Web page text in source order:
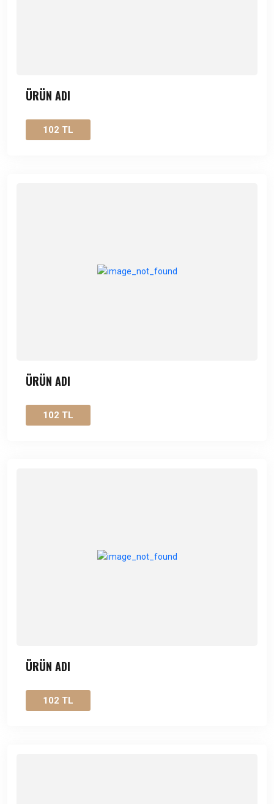
ÜRÜN ADI
102 TL
ÜRÜN ADI
102 TL
ÜRÜN ADI
102 TL